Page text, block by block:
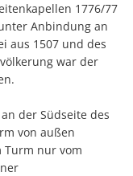
1776/77
Anbindung an
aus 1507 und des
war der
der Südseite des
von außen
Turm nur vom